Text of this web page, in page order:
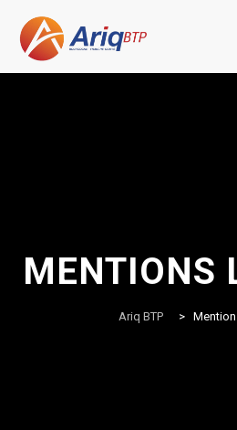
MENTIONS
Ariq BTP >